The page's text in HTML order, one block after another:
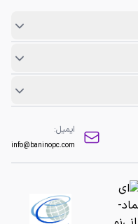
ایمیل:
info@baninopc.com